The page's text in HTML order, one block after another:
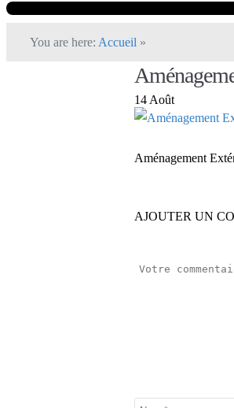
You are here: Accueil »
14 Août
Aménagement
AJOUTER UN